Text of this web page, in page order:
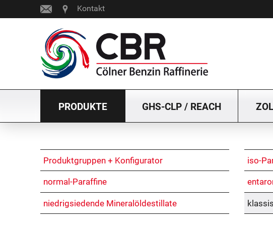
Kontakt
PRODUKTE GHS-CLP / REACH
Produktgruppen + Konfigurator iso-
normal-Paraffine
niedrigsiedende Mineralöldestillate